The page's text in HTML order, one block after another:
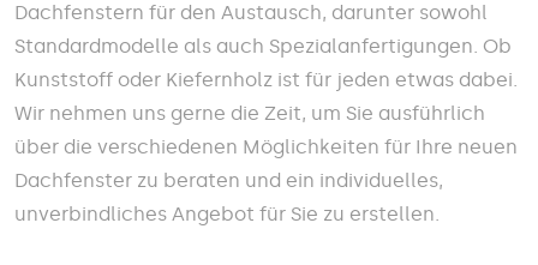
Dachfenstern für den Austausch, darunter sowohl
Standardmodelle als auch Spezialanfertigungen. Ob
Kunststoff oder Kiefernholz ist für jeden etwas dabei.
Wir nehmen uns gerne die Zeit, um Sie ausführlich
über die verschiedenen Möglichkeiten für Ihre neuen
Dachfenster zu beraten und ein individuelles,
unverbindliches Angebot für Sie zu erstellen.